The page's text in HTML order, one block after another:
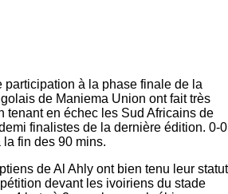
participation à la phase finale de la
de Maniema Union ont fait très
tenant en échec les Sud Africains de
finalistes de la dernière édition. 0-0
la fin des 90 mins.
de Al Ahly ont bien tenu leur statut
devant les ivoiriens du stade